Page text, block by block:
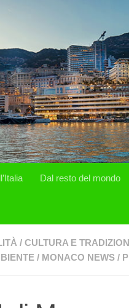
Dal resto del mondo
/ CULTURA E
/ MONACO NEWS /